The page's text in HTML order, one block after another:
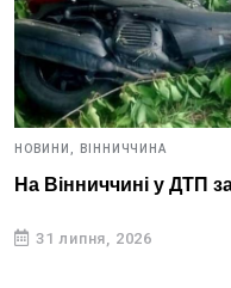
НОВИНИ, ВІННИЧЧИНА
На Вінниччині у ДТП
31 липня, 2026